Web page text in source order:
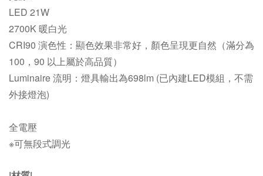
LED 21W
2700K暖白光
CRI90 演色性： 顯色效果非常好，顏色呈現更自然（滿分為
100，90 以上屬於高品質）
Luminaire 流明： 燈具輸出為698lm (已內建LED模組，不需
外接燈泡)
全電壓
※可無段式調光